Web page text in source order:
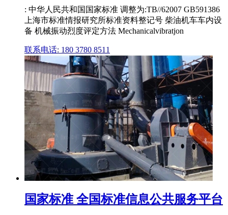
: 中华人民共和国国家标准 调整为:TB//62007 GB591386
上海市标准情报研究所标准资料整记号 柴油机车车内设
备 机械振动烈度评定方法 Mechanicalvibratjon
联系电话: 180 3780 8511
国家标准 全国标准信息公共服务平台